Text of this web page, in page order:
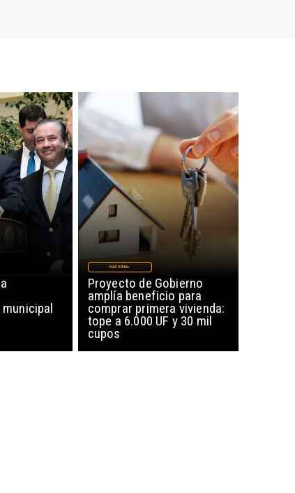
Proyecto de Gobierno
amplía beneficio para
comprar primera vivienda:
tope a 6.000 UF y 30 mil
cupos
NACIONAL